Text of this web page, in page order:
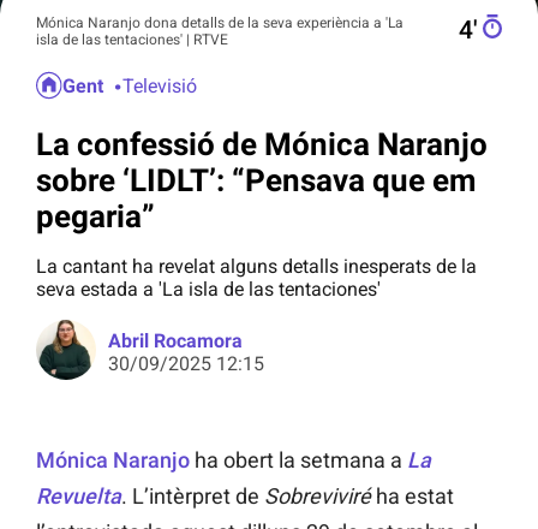
Mónica Naranjo dona detalls de la seva experiència a 'La
isla de las tentaciones' | RTVE
4′
Gent Televisió
La confessió de Mónica Naranjo
sobre ‘LIDLT’: “Pensava que em
pegaria”
La cantant ha revelat alguns detalls inesperats de la
seva estada a 'La isla de las tentaciones'
Abril Rocamora
30/09/2025 12:15
Mónica Naranjo ha obert la setmana a La
Revuelta. L’intèrpret de Sobreviviréha estat